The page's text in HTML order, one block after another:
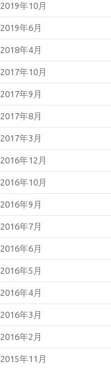
2019年10月
2019年6月
2018年4月
2017年10月
2017年9月
2017年8月
2017年3月
2016年12月
2016年10月
2016年9月
2016年7月
2016年6月
2016年5月
2016年4月
2016年3月
2016年2月
2015年11月